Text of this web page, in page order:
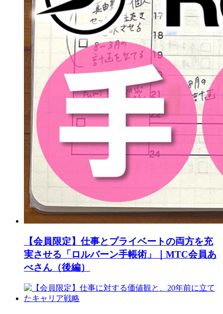
【会員限定】仕事とプライベートの両方を充
実させる「ロルバーン手帳術」｜MTC会員あ
べさん（後編）